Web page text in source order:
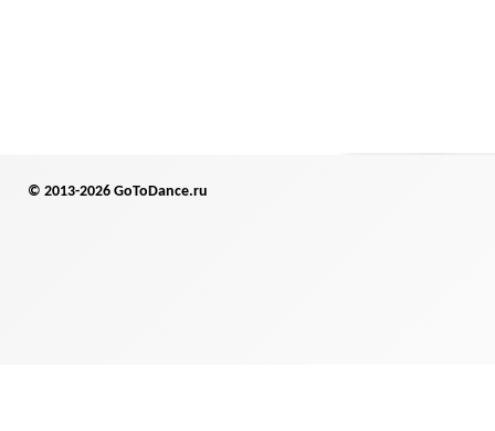
© 2013-2026 GoToDance.ru